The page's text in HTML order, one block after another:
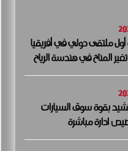
ملتقى دولي في أفريقيا
المناخ في هندسة الرياح
تشيد بقوة سوق السيارات
ادارة مباشرة